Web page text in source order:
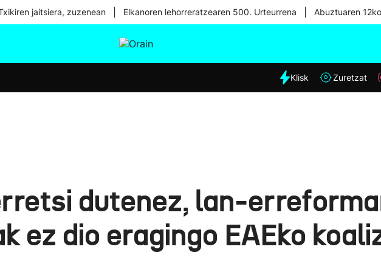
jaitsiera, zuzenean Elkanoren lehorreratzearen 500. Urteurrena Abuztuaren
Eguraldia
Klisk Zuretzat
dutenez, lan-
ez dio eragingo EAEko